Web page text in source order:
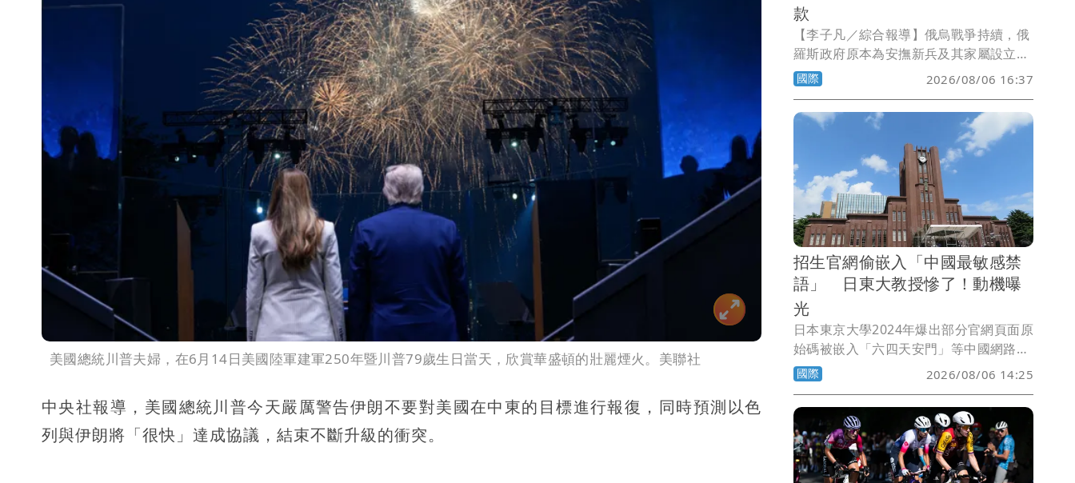
美國總統川普夫婦，在6月14日美國陸軍建軍250年暨川普79歲生日當天，欣賞華盛頓的壯麗煙火。美聯社
中央社報導，美國總統川普今天嚴厲警告伊朗不要對美國在中東的目標進行報復，同時預測以色
列與伊朗將「很快」達成協議，結束不斷升級的衝突。
款
【李子凡／綜合報導】俄烏戰爭持續，俄
羅斯政府原本為安撫新兵及其家屬設立的
陣亡撫恤制度，如今卻被不法分子盯上。
美國CNN報導，俄國近年接連爆出所謂
「黑寡婦」騙局，部分女性專門鎖定孤
兒、無親屬或處境弱勢的男性，迅速結婚
後將丈夫送上前線，一旦對方陣亡，便以
法定最近親屬身分領取高額補償。
國際 2026/08/06 16:37
招生官網偷嵌入「中國最敏感禁
語」 日東大教授慘了！動機曝
光
日本東京大學2024年爆出部分官網頁面原
始碼被嵌入「六四天安門」等中國網路敏
感關鍵字，疑似利用中國網路審查機制，
阻止中國學生取得招生資訊。事件曝光
後，東京大學展開內部調查。校方4日宣
布，涉案的60多歲教授遭處停職3天的懲
戒處分。
國際 2026/08/06 14:25